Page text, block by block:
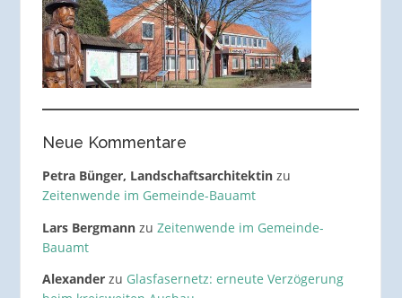
Neue Kommentare
Petra Bünger, Landschaftsarchitektinzu
Zeitenwende im Gemeinde-Bauamt
Lars Bergmannzu Zeitenwende im Gemeinde-
Bauamt
Alexanderzu Glasfasernetz: erneute Verzögerung